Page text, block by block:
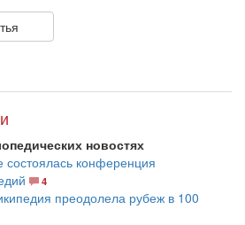
новостях
состоялась конференция
4
преодолела рубеж в 100